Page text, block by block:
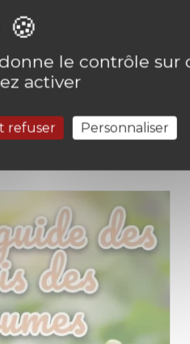
le contrôle sur
activer
refuser Personnaliser